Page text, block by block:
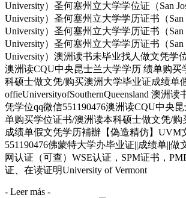
University）圣何塞州立大学学位证（San
University）圣何塞州立大学学历证书（San
University）圣何塞州立大学学历证书（San
University）圣何塞州立大学学历证书（San
University）澳洲读书未毕业找人做文凭学
澳洲读CQU中央昆士兰大学学历 绩单购买
科硕士做文凭/购买澳洲大学毕业证成绩单
offieUniversityofSouthernQueensland 澳洲
凭学位qq微信551190476澳洲读CQU中央
单购买学位证书/澳洲读本科硕士做文凭/购
成绩单假文凭学历補辦【偽造精仿】UVM
551190476佛蒙特大学办毕业证||成绩单||做
网认证（可查）WSE认证，SPM证书，
证、在读证明University of Vermont
- Leer más -